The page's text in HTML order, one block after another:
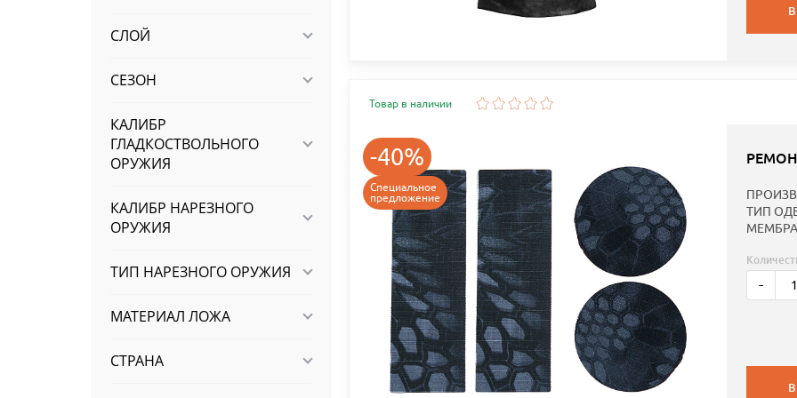
СЛОЙ
СЕЗОН
КАЛИБР
ГЛАДКОСТВОЛЬНОГО
ОРУЖИЯ
КАЛИБР НАРЕЗНОГО
ОРУЖИЯ
ТИП НАРЕЗНОГО ОРУЖИЯ
МАТЕРИАЛ ЛОЖА
СТРАНА
Товар в наличии
-40%
Специальное
предложение
ТИП
-